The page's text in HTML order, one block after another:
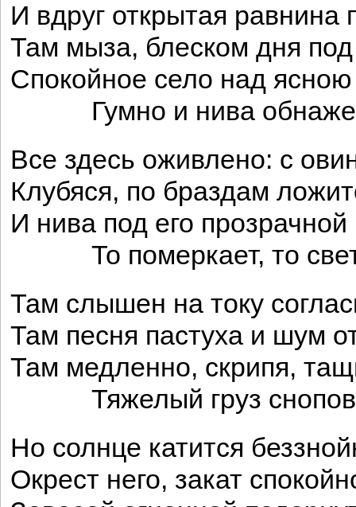
И вдруг открытая равнина
Там мыза, блеском дня
Спокойное село над ясною
Гумно и нива
Все здесь оживлено: с
Клубяся, по браздам
И нива под его
То померкает, то
Там слышен на току
Там песня пастуха и шум
Там медленно, скрипя,
Тяжелый груз снопов
Но солнце катится
Окрест него, закат